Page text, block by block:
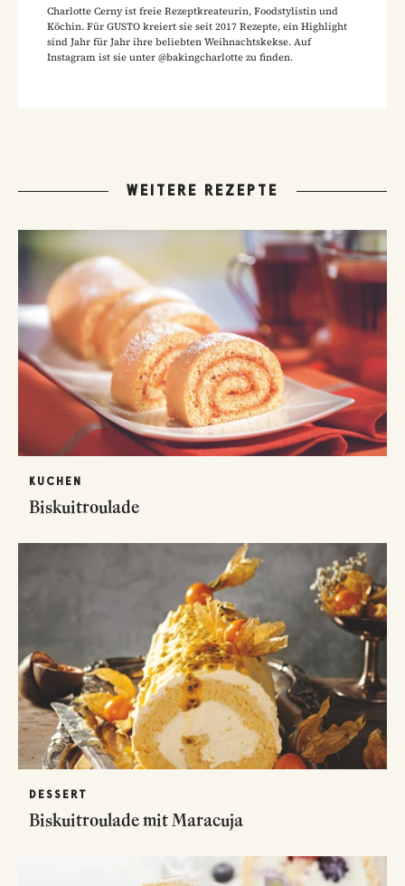
Charlotte Cerny ist freie Rezeptkreateurin, Foodstylistin und
Köchin. Für GUSTO kreiert sie seit 2017 Rezepte, ein Highlight
sind Jahr für Jahr ihre beliebten Weihnachtskekse. Auf
Instagram ist sie unter @bakingcharlotte zu finden.
WEITERE REZEPTE
KUCHEN
Biskuitroulade
DESSERT
Biskuitroulade mit Maracuja